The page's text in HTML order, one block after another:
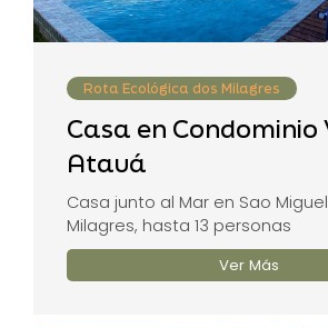
Rota Ecológica dos Milagres
Casa en Condominio
Atauá
Casa junto al Mar en Sao
Milagres, hasta 13 personas
Ver Más